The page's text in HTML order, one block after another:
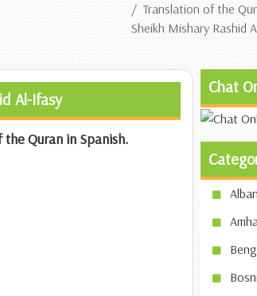
Translation of the
Sheikh Mishary Rashid
Al-Ifasy
Quran in Spanish.
Chat